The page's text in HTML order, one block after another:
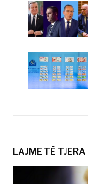
LAJME TË TJERA